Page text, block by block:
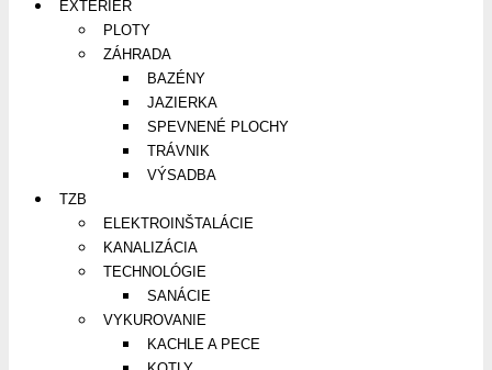
EXTERIÉR
PLOTY
ZÁHRADA
BAZÉNY
JAZIERKA
SPEVNENÉ PLOCHY
TRÁVNIK
VÝSADBA
TZB
ELEKTROINŠTALÁCIE
KANALIZÁCIA
TECHNOLÓGIE
SANÁCIE
VYKUROVANIE
KACHLE A PECE